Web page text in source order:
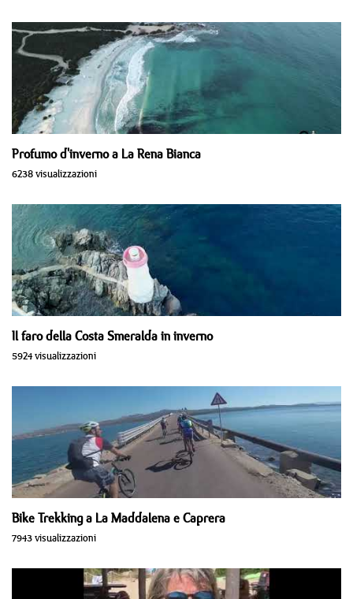
Profumo d'inverno a La Rena Bianca
6238 visualizzazioni
Il faro della Costa Smeralda in inverno
5924 visualizzazioni
Bike Trekking a La Maddalena e Caprera
7943 visualizzazioni